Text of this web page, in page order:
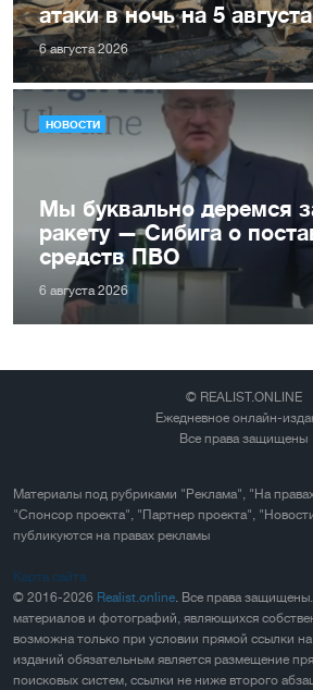
атаки в ночь на 5 августа
6 августа 2026
НОВОСТИ
Мы буквально деремся
ракету — Сибига о
средств ПВО
6 августа 2026
© REALIST.ONLINE
Ежедневное онлайн-
Все права защищены
Материалы под рубриками "Реклама", "На
"Спонсор проекта", "Партнер проекта",
публикуются на правах рекламы
Карта сайта
© 2016-2026 Realist.online . Все права
материалов и фотографий, являющихся
возможна только при условии прямой ссылки
изданий обязательным является размещение
поисковых систем, ссылки не ниже второго